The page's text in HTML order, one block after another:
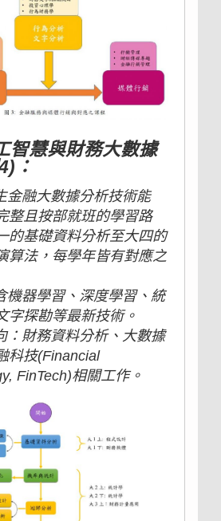
智慧與財務大數據
：
金融大數據分析技術能
整且按部就班的學習路
的基礎資料分析至大四的
算法，每學年皆有對應之
機器學習、深度學習、統
字探勘等最新技術。
：財務資料分析、大數據
科技(Financial
FinTech)相關工作。